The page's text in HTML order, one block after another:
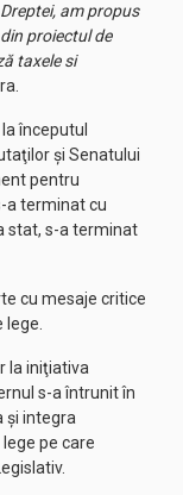
am propus
proiectul de
taxele si
începutul
şi Senatului
pentru
a terminat cu
stat, s-a terminat
cu mesaje critice
la iniţiativa
s-a întrunit în
şi integra
pe care